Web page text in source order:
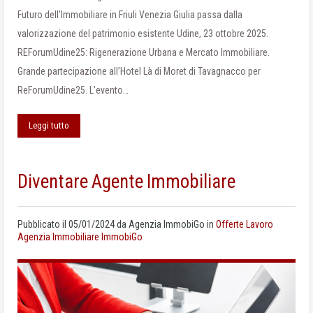
Futuro dell’Immobiliare in Friuli Venezia Giulia passa dalla
valorizzazione del patrimonio esistente Udine, 23 ottobre 2025.
REForumUdine25: Rigenerazione Urbana e Mercato Immobiliare.
Grande partecipazione all’Hotel Là di Moret di Tavagnacco per
ReForumUdine25. L’evento…
Leggi tutto
Diventare Agente Immobiliare
Pubblicato il 05/01/2024da Agenzia ImmobiGo in Offerte Lavoro
Agenzia Immobiliare ImmobiGo